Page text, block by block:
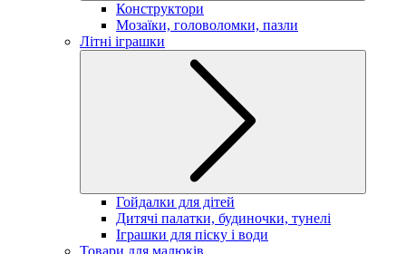
Конструктори
Мозаїки, головоломки, пазли
Літні іграшки
Гойдалки для дітей
Дитячі палатки, будиночки, тунелі
Іграшки для піску і води
Товари для малюків